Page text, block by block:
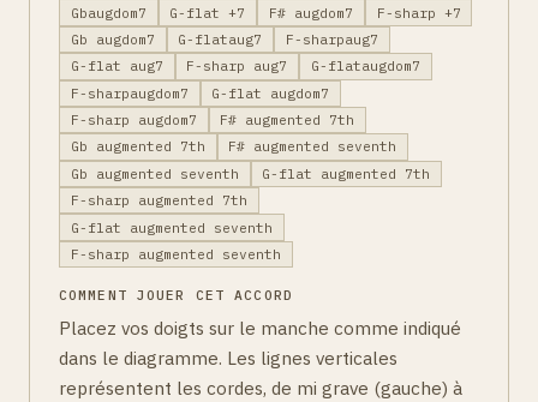
Gbaugdom7
G-flat +7 F# augdom7
F-sharp +7
Gb augdom7
G-flataug7
F-sharpaug7
G-flat aug7
F-sharp aug7
G-flataugdom7
F-sharpaugdom7
G-flat augdom7
F-sharp augdom7
F# augmented 7th
Gb augmented 7th
F# augmented seventh
Gb augmented seventh
G-flat augmented 7th
F-sharp augmented 7th
G-flat augmented seventh
F-sharp augmented seventh
COMMENT JOUER CET ACCORD
Placez vos doigts sur le manche comme indiqué
dans le diagramme. Les lignes verticales
représentent les cordes, de mi grave (gauche) à